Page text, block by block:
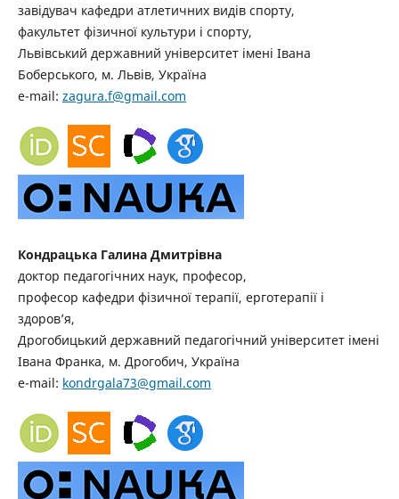
завідувач кафедри атлетичних видів спорту,
факультет фізичної культури і спорту,
Львівський державний університет імені Івана
Боберського, м. Львів, Україна
e-mail: zagura.f@gmail.com
Кондрацька Галина Дмитрівна
доктор педагогічних наук, професор,
професор кафедри фізичної терапії, ерготерапії і
здоров’я,
Дрогобицький державний педагогічний університет імені
Івана Франка, м. Дрогобич, Україна
e-mail: kondrgala73@gmail.com